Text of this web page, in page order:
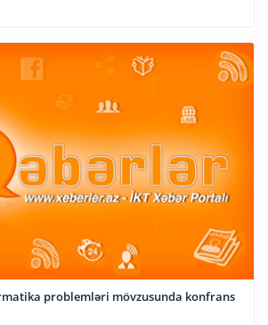
problemləri mövzusunda konfrans